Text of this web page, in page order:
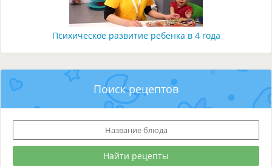
Психическое развитие ребенка в 4 года
Поиск рецептов